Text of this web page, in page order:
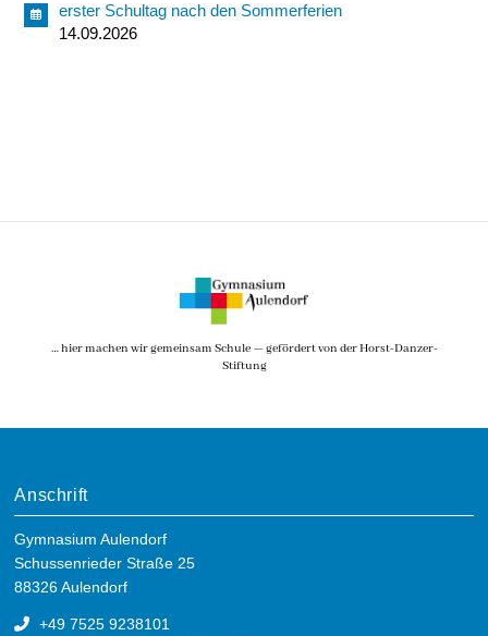
erster Schultag nach den Sommerferien
14.09.2026
… hier machen wir gemeinsam Schule — gefördert von der Horst-Danzer-
Stiftung
Anschrift
Gymnasium Aulendorf
Schussenrieder Straße 25
88326 Aulendorf
+49 7525 9238101